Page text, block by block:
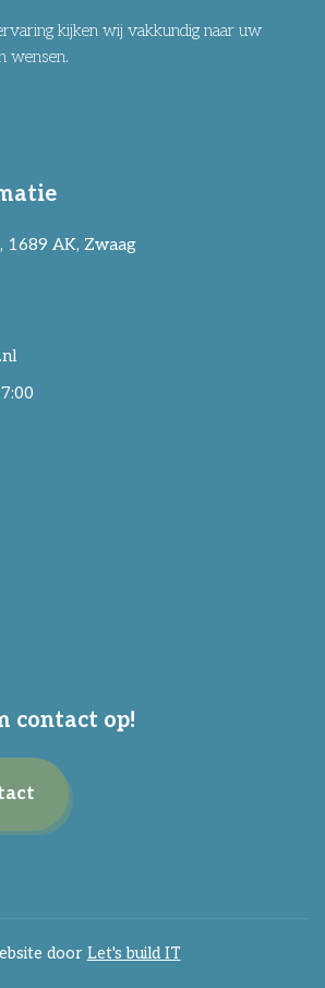
kijken wij vakkundig naar uw
wensen.
1689 AK, Zwaag
contact op!
door Let's build IT